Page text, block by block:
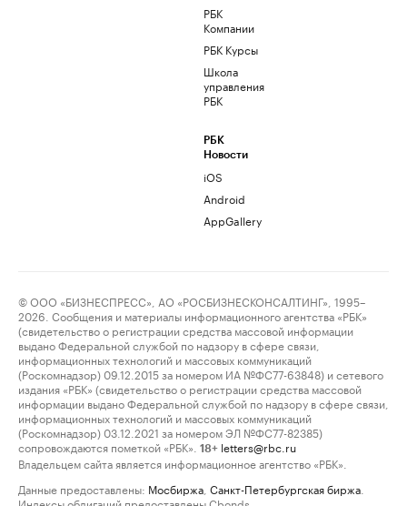
РБК
Компании
РБК Курсы
Школа
управления
РБК
РБК
Новости
iOS
Android
AppGallery
© ООО «БИЗНЕСПРЕСС», АО «РОСБИЗНЕСКОНСАЛТИНГ», 1995–
2026. Сообщения и материалы информационного агентства «РБК»
(свидетельство о регистрации средства массовой информации
выдано Федеральной службой по надзору в сфере связи,
информационных технологий и массовых коммуникаций
(Роскомнадзор) 09.12.2015 за номером ИА №ФС77-63848) и сетевого
издания «РБК» (свидетельство о регистрации средства массовой
информации выдано Федеральной службой по надзору в сфере связи,
информационных технологий и массовых коммуникаций
(Роскомнадзор) 03.12.2021 за номером ЭЛ №ФС77-82385)
сопровождаются пометкой «РБК».
18+ letters@rbc.ru
Владельцем сайта является информационное агентство «РБК».
Данные предоставлены: Мосбиржа Санкт-Петербургская биржа